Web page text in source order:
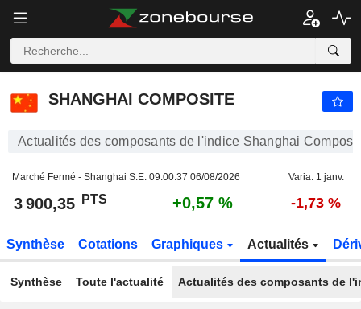
SHANGHAI COMPOSITE
SHANGHAI COMPOSITE
Actualités des composants de l'indice Shanghai
Marché Fermé - Shanghai S.E. 09:00:37 06/08/2026 Varia. 1 janv.
3 900,35 PTS +0,57 % -1,73 %
Synthèse Cotations Graphiques Actualités
Synthèse Toute l'actualité Actualités des composants de